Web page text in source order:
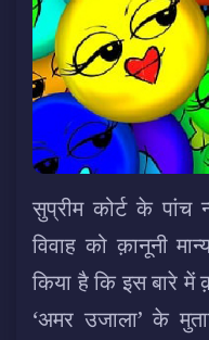
सुप्रीम कोर्ट के पांच
विवाह को क़ानूनी
किया है कि इस बारे
‘अमर उजाला’ के